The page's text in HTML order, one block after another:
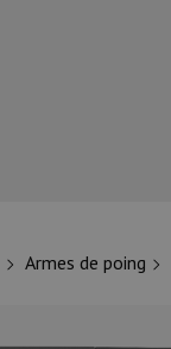
Armes de poing